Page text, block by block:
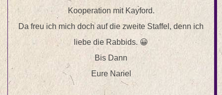
Kooperation mit Kayford.
Da freu ich mich doch auf die zweite Staffel, denn ich
liebe die Rabbids. 😀
Bis Dann
Eure Nariel